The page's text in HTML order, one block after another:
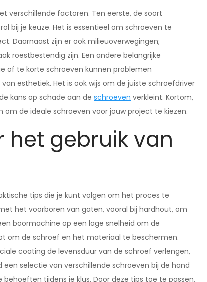
verschillende factoren. Ten eerste, de soort
bij je keuze. Het is essentieel om schroeven te
Daarnaast zijn er ook milieuoverwegingen;
roestbestendig zijn. Een andere belangrijke
of te korte schroeven kunnen problemen
esthetiek. Het is ook wijs om de juiste schroefdriver
kans op schade aan de schroeven verkleint. Kortom,
de ideale schroeven voor jouw project te kiezen.
het gebruik van
tips die je kunt volgen om het proces te
het voorboren van gaten, vooral bij hardhout, om
boormachine op een lage snelheid om de
om de schroef en het materiaal te beschermen.
coating de levensduur van de schroef verlengen,
selectie van verschillende schroeven bij de hand
tijdens je klus. Door deze tips toe te passen,